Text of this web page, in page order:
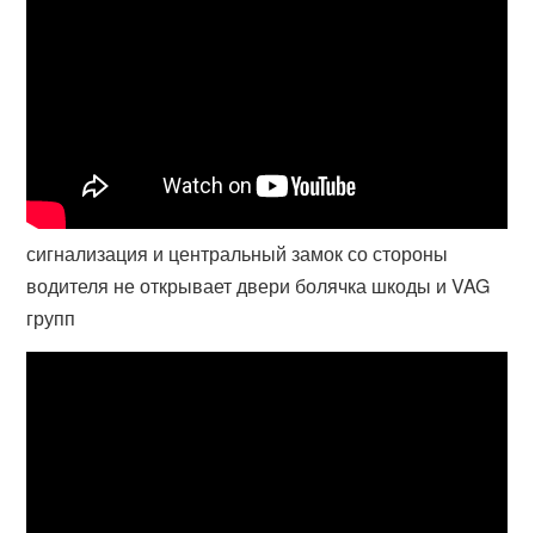
сигнализация и центральный замок со стороны
водителя не открывает двери болячка шкоды и VAG
групп